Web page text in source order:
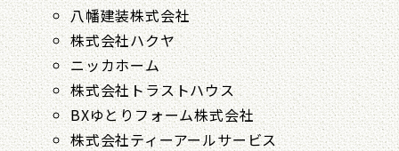
八幡建装株式会社
株式会社ハクヤ
ニッカホーム
株式会社トラストハウス
BXゆとりフォーム株式会社
株式会社ティーアールサービス